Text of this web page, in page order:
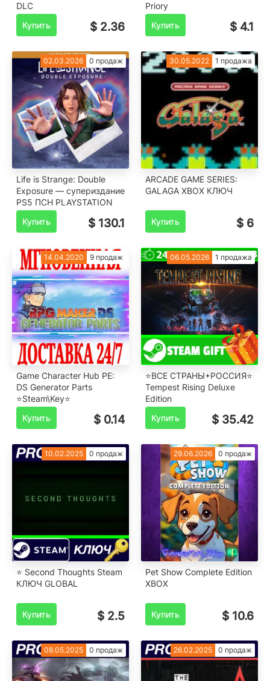
DLC
Купить
$ 2.36
Priory
Купить
$ 4.1
02.03.2026 0 продаж
Life is Strange: Double
Exposure — супериздание
PS5 ПСН PLAYSTATION
Купить
$ 130.1
30.05.2022 1 продажа
ARCADE GAME SERIES:
GALAGA XBOX КЛЮЧ
Купить $ 6
14.04.2020 9 продаж
Game Character Hub PE:
DS Generator Parts
⭐Steam\Key⭐
Купить
$ 0.14
06.05.2026 1 продажа
⭐️ВСЕ СТРАНЫ+РОССИЯ⭐️
Tempest Rising Deluxe
Edition
Купить
$ 35.42
10.02.2025 0 продаж
⭐ Second Thoughts Steam
КЛЮЧ GLOBAL
Купить $ 2.5
29.06.2026 0 продаж
️Pet Show Complete Edition
XBOX
Купить $ 10.6
08.05.2025 0 продаж 26.02.2025 0 продаж